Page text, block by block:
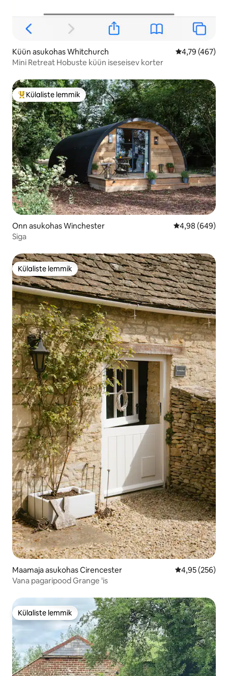
Küün asukohas Whitchurch Keskmine
4,79 (467)
Mini Retreat Hobuste küün iseseisev korter
Külaliste suur lemmik
Külaliste lemmik
Onn asukohas Winchester Keskmine
4,98 (649)
Siga
Külaliste lemmik
Külaliste lemmik
Maamaja asukohas Cirencester Keskmine
4,95 (256)
Vana pagaripood Grange 'is
Külaliste lemmik
Külaliste lemmik